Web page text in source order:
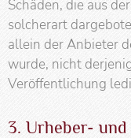
Schäden, die aus
solcherart
allein der Anbieter
wurde, nicht
Veröffentlichung
3. Urheber-